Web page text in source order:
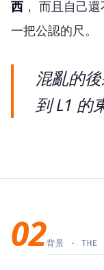
西 ， 而且自己
一把公認的尺。
混亂的
到 L1 的
02背景 · THE